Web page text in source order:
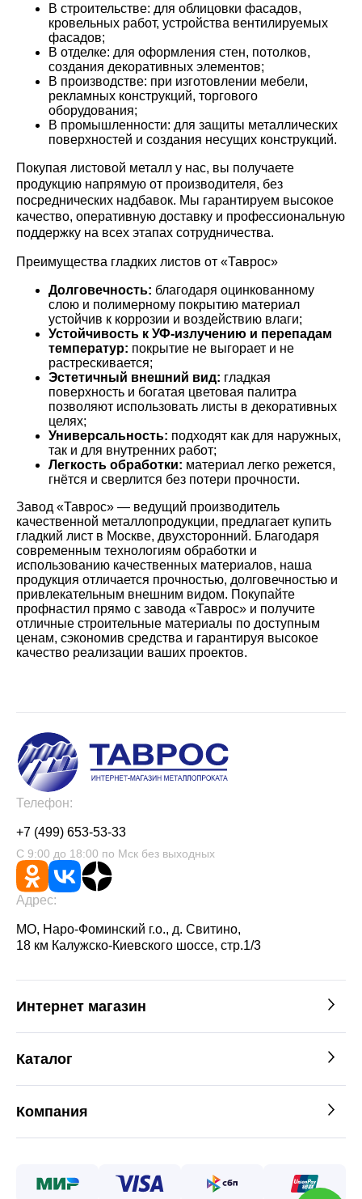
В строительстве: для облицовки фасадов,
кровельных работ, устройства вентилируемых
фасадов;
В отделке: для оформления стен, потолков,
создания декоративных элементов;
В производстве: при изготовлении мебели,
рекламных конструкций, торгового
оборудования;
В промышленности: для защиты металлических
поверхностей и создания несущих конструкций.
Покупая листовой металл у нас, вы получаете
продукцию напрямую от производителя, без
посреднических надбавок. Мы гарантируем высокое
качество, оперативную доставку и профессиональную
поддержку на всех этапах сотрудничества.
Преимущества гладких листов от «Таврос»
Долговечность: благодаря оцинкованному
слою и полимерному покрытию материал
устойчив к коррозии и воздействию влаги;
Устойчивость к УФ-излучению и перепадам
температур: покрытие не выгорает и не
растрескивается;
Эстетичный внешний вид: гладкая
поверхность и богатая цветовая палитра
позволяют использовать листы в декоративных
целях;
Универсальность: подходят как для наружных,
так и для внутренних работ;
Легкость обработки: материал легко режется,
гнётся и сверлится без потери прочности.
Завод «Таврос» — ведущий производитель
качественной металлопродукции, предлагает купить
гладкий лист в Москве, двухсторонний. Благодаря
современным технологиям обработки и
использованию качественных материалов, наша
продукция отличается прочностью, долговечностью и
привлекательным внешним видом. Покупайте
профнастил прямо с завода «Таврос» и получите
отличные строительные материалы по доступным
ценам, сэкономив средства и гарантируя высокое
качество реализации ваших проектов.
Телефон:
+7 (499) 653-53-33
С 9:00 до 18:00 по Мск без выходных
Адрес:
МО, Наро-Фоминский г.о., д. Свитино,
18 км Калужско-Киевского шоссе, стр.1/3
Интернет магазин
Каталог
Компания